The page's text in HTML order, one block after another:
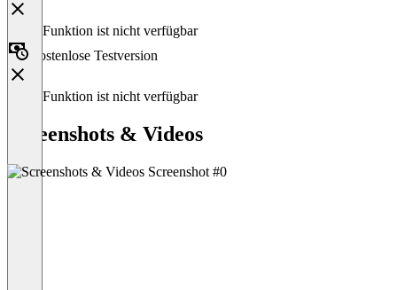
Diese Funktion ist nicht verfügbar
Kostenlose Testversion
Diese Funktion ist nicht verfügbar
Screenshots & Videos